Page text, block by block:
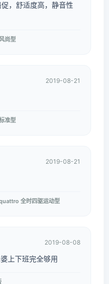
，舒适度高，静音性
尚型
2019-08-21
准型
2019-08-21
全时四驱运动型
2019-08-08
油耗还行 动力够用 老婆上下班完全够用